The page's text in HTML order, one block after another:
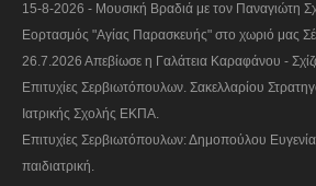
15-8-2026 - Μουσική Βραδιά με τον Παναγιώτη
Εορτασμός "Αγίας Παρασκευής" στο χωριό μας
26.7.2026 Απεβίωσε η Γαλάτεια Καραφάνου -
Επιτυχίες Σερβιωτόπουλων. Σακελλαρίου
Ιατρικής Σχολής ΕΚΠΑ.
Επιτυχίες Σερβιωτόπουλων: Δημοπούλου
παιδιατρική.